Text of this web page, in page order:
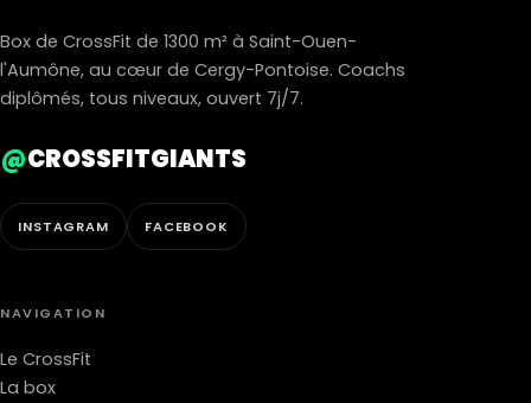
Box de CrossFit de 1300 m² à Saint-Ouen-
l'Aumône, au cœur de Cergy-Pontoise. Coachs
diplômés, tous niveaux, ouvert 7j/7.
@CROSSFITGIANTS
INSTAGRAM FACEBOOK
NAVIGATION
Le CrossFit
La box